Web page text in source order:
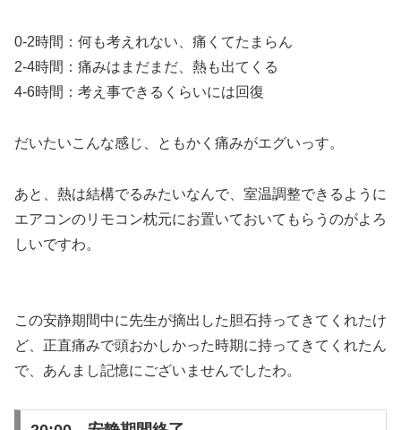
0-2時間：何も考えれない、痛くてたまらん
2-4時間：痛みはまだまだ、熱も出てくる
4-6時間：考え事できるくらいには回復
だいたいこんな感じ、ともかく痛みがエグいっす。
あと、熱は結構でるみたいなんで、室温調整できるように
エアコンのリモコン枕元にお置いておいてもらうのがよろ
しいですわ。
この安静期間中に先生が摘出した胆石持ってきてくれたけ
ど、正直痛みで頭おかしかった時期に持ってきてくれたん
で、あんまし記憶にございませんでしたわ。